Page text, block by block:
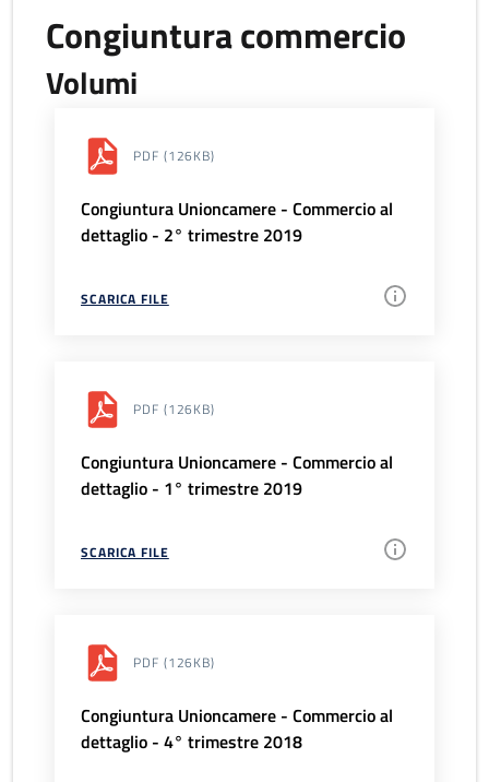
Congiuntura commercio
Volumi
PDF (126KB)
Congiuntura Unioncamere - Commercio al
dettaglio - 2° trimestre 2019
SCARICA FILE
PDF (126KB)
Congiuntura Unioncamere - Commercio al
dettaglio - 1° trimestre 2019
SCARICA FILE
PDF (126KB)
Congiuntura Unioncamere - Commercio al
dettaglio - 4° trimestre 2018